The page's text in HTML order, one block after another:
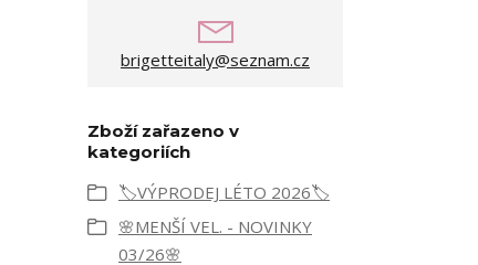
brigetteitaly@seznam.cz
Zboží zařazeno v
kategoriích
🏷️VÝPRODEJ LÉTO 2026🏷️
🌸MENŠÍ VEL. - NOVINKY
03/26🌸